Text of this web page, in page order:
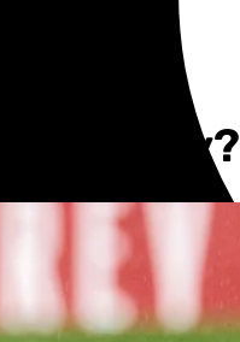
del Rey?